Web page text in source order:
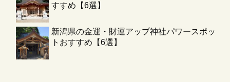
すすめ【6選】
新潟県の金運・財運アップ神社パワースポッ
トおすすめ【6選】